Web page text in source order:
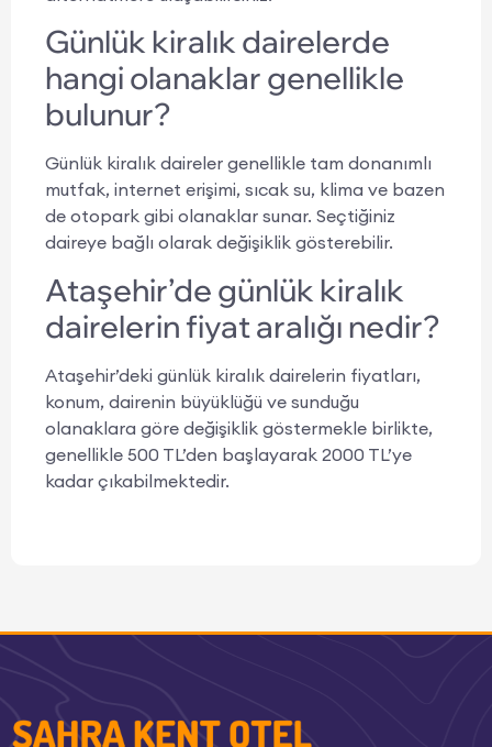
Günlük kiralık dairelerde
hangi olanaklar genellikle
bulunur?
Günlük kiralık daireler genellikle tam donanımlı
mutfak, internet erişimi, sıcak su, klima ve bazen
de otopark gibi olanaklar sunar. Seçtiğiniz
daireye bağlı olarak değişiklik gösterebilir.
Ataşehir’de günlük kiralık
dairelerin fiyat aralığı nedir?
Ataşehir’deki günlük kiralık dairelerin fiyatları,
konum, dairenin büyüklüğü ve sunduğu
olanaklara göre değişiklik göstermekle birlikte,
genellikle 500 TL’den başlayarak 2000 TL’ye
kadar çıkabilmektedir.